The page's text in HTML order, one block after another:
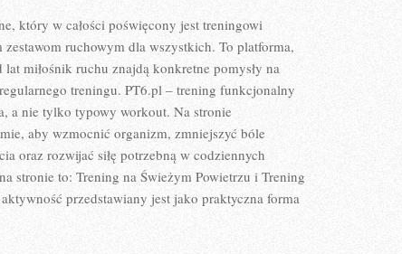
który w całości poświęcony jest treningowi
ruchowym dla wszystkich. To platforma,
miłośnik ruchu znajdą konkretne pomysły na
treningu. PT6.pl – trening funkcjonalny
a nie tylko typowy workout. Na stronie
aby wzmocnić organizm, zmniejszyć bóle
oraz rozwijać siłę potrzebną w codziennych
stronie to: Trening na Świeżym Powietrzu i Trening
przedstawiany jest jako praktyczna forma